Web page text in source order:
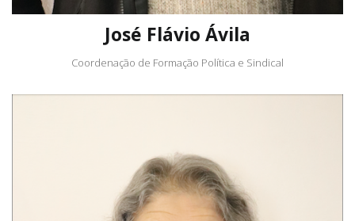
José Flávio Ávila
Coordenação de Formação Política e Sindical